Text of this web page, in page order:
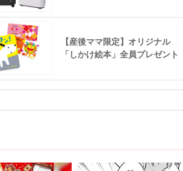
【産後ママ限定】オリジナル
「しかけ絵本」全員プレゼント